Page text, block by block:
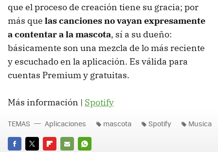
que el proceso de creación tiene su gracia; por
más que las canciones no vayan expresamente
a contentar a la mascota, sí a su dueño:
básicamente son una mezcla de lo más reciente
y escuchado en la aplicación. Es válida para
cuentas Premium y gratuitas.
Más información | Spotify
TEMAS Aplicaciones mascota Spotify Musica